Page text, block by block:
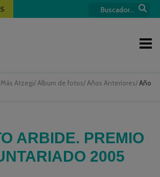
Más Atzegi/ Album de fotos/ Años Anteriores/Año
ARBIDE. PREMIO
2005